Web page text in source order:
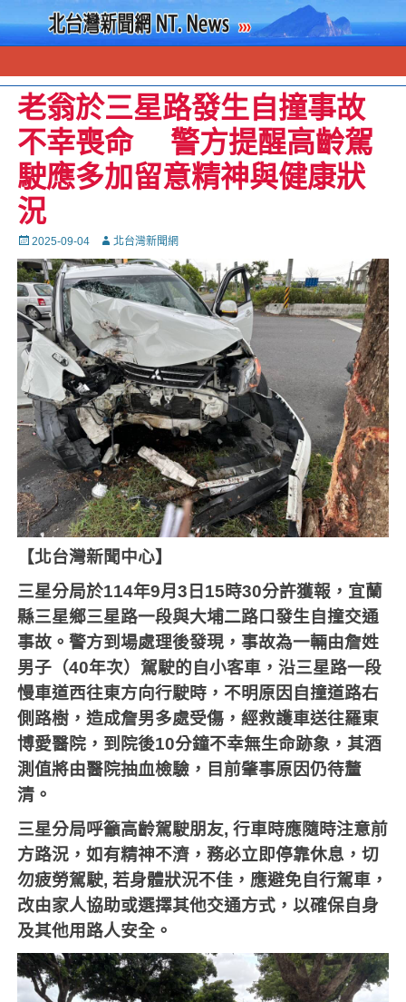
老翁於三星路發生自撞事故
不幸喪命 警方提醒高齡駕
駛應多加留意精神與健康狀
況
Posted
on
2025-09-04 Autor北台灣新聞網
【北台灣新聞中心】
三星分局於114年9月3 日 15時30分許獲報，宜蘭
縣三星鄉三星路一段與大埔二路口發生自撞交通
事故。警方到場處理後發現，事故為一輛由詹姓
男子（40年次）駕駛的自小客車，沿三星路一段
慢車道西往東方向行駛時，不明原因自撞道路右
側路樹，造成詹男多處受傷，經救護車送往羅東
博愛醫院，到院後10分鐘不幸無生命跡象，其酒
測值將由醫院抽血檢驗，目前肇事原因仍待釐
清。
三星分局呼籲高齡駕駛朋友,行車時應隨時注意前
方路況，如有精神不濟，務必立即停靠休息，切
勿疲勞駕駛,若身體狀況不佳，應避免自行駕車，
改由家人協助或選擇其他交通方式，以確保自身
及其他用路人安全。